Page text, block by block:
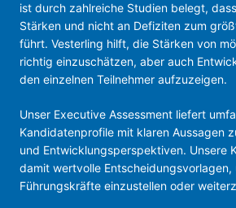
ist durch zahlreiche Studien belegt,
Stärken und nicht an Defiziten zum
führt. Vesterling hilft, die Stärken von
richtig einzuschätzen, aber auch
den einzelnen Teilnehmer aufzuzeigen.
Unser Executive Assessment liefert
Kandidatenprofile mit klaren Aussagen
und Entwicklungsperspektiven. Unsere
damit wertvolle Entscheidungsvorlagen,
Führungskräfte einzustellen oder